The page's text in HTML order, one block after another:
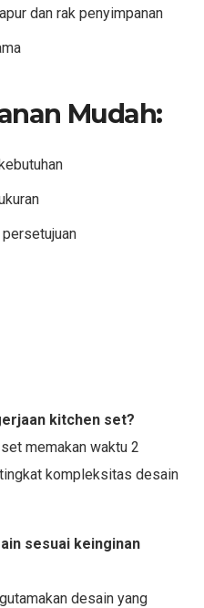
dan rak penyimpanan
Mudah:
kitchen set?
memakan waktu 2
kompleksitas desain
sesuai keinginan
desain yang